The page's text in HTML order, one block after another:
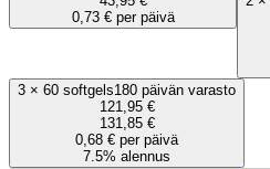
0,73 € per päivä
3 × 60 softgels180 päivän varasto
121,95 €
131,85 €
0,68 € per päivä
7.5% alennus